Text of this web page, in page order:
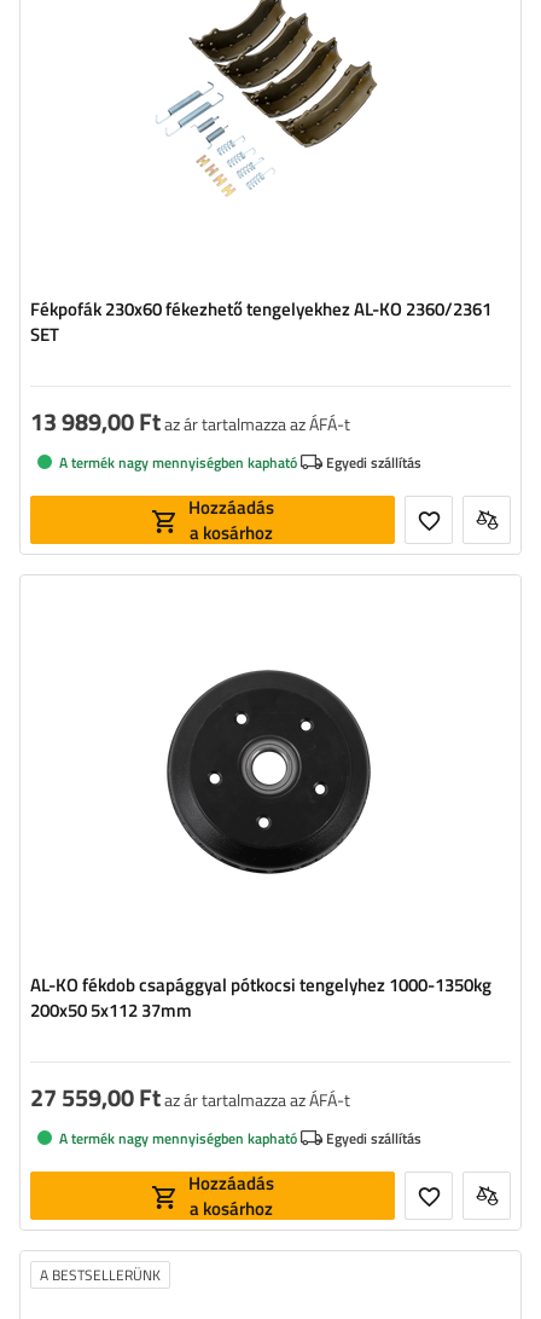
Fékpofák 230x60 fékezhető tengelyekhez AL-KO 2360/2361
SET
13 989,00 Ftaz ár tartalmazza az ÁFÁ-t
A termék nagy mennyiségben kapható Egyedi szállítás
Hozzáadás
a kosárhoz
AL-KO fékdob csapággyal pótkocsi tengelyhez 1000-1350kg
200x50 5x112 37mm
27 559,00 Ftaz ár tartalmazza az ÁFÁ-t
A termék nagy mennyiségben kapható Egyedi szállítás
Hozzáadás
a kosárhoz
A BESTSELLERÜNK